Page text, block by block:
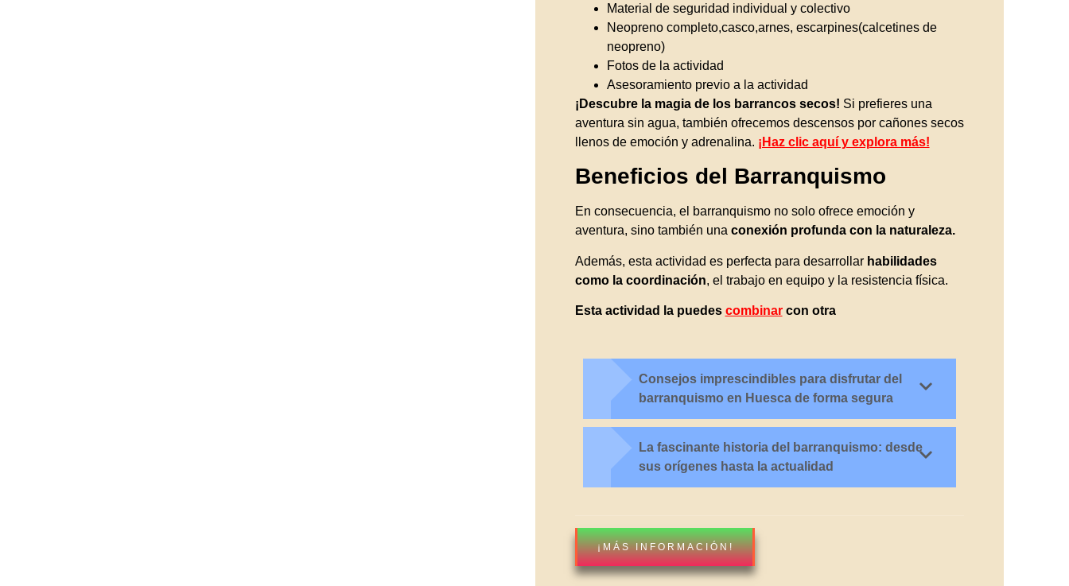
Material de seguridad individual y colectivo
Neopreno completo,casco,arnes, escarpines(calcetines de
neopreno)
Fotos de la actividad
Asesoramiento previo a la actividad
¡Descubre la magia de los barrancos secos! Si prefieres una
aventura sin agua, también ofrecemos descensos por cañones secos
llenos de emoción y adrenalina. ¡Haz clic aquí y explora más!
Beneficios del Barranquismo
En consecuencia, el barranquismo no solo ofrece emoción y
aventura, sino también una conexión profunda con la naturaleza.
Además, esta actividad es perfecta para desarrollar habilidades
como la coordinación, el trabajo en equipo y la resistencia física.
Esta actividad la puedes combinarcon otra
Consejos imprescindibles para disfrutar del
barranquismo en Huesca de forma segura
La fascinante historia del barranquismo: desde
sus orígenes hasta la actualidad
¡MÁS INFORMACIÓN!